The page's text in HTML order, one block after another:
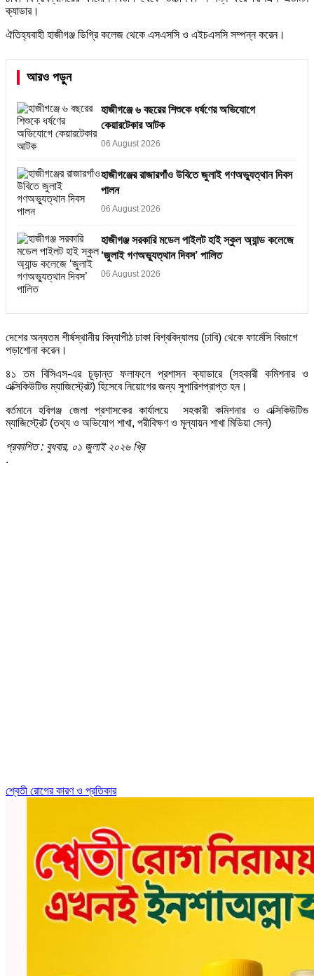
ক্যাডার।
ঐতিহ্যবাহী হাজীগঞ্জ ডিগ্রি কলেজ থেকে এসএসসি ও এইচএসসি সম্পন্ন করেন।
আরও পড়ুন
হাজীগঞ্জে ৬ বছরের শিশুকে ধর্ষণের অভিযোগে
কেয়ারটেকার আটক
06 August 2026
হাজীগঞ্জের রাজারগাঁও উবিতে জুলাই গণঅভ্যুত্থান দিবস
পালন
06 August 2026
হাজীগঞ্জ সরকারি মডেল পাইলট হাই স্কুল অ্যান্ড কলেজে
‘জুলাই গণঅভ্যুত্থান দিবস’ পালিত
06 August 2026
দেশের অন্যতম শীর্ষস্থানীয় বিদ্যাপীঠ ঢাকা বিশ্ববিদ্যালয় (ঢাবি) থেকে ফার্মেসি বিভাগে
পড়াশোনা করেন।
৪১ তম বিসিএস-এর চূড়ান্ত ফলাফলে প্রশাসন ক্যাডারে (সহকারী কমিশনার ও
এক্সিকিউটিভ ম্যাজিস্ট্রেট) হিসেবে নিয়োগের জন্য সুপারিশপ্রাপ্ত হন।
বর্তমানে হবিগঞ্জ জেলা প্রশাসকের কার্যালয়ে সহকারী কমিশনার ও এক্সিকিউটিভ
ম্যাজিস্ট্রেট (তথ্য ও অভিযোগ শাখা, পরীবিক্ষণ ও মূল্যায়ন শাখা মিডিয়া সেল)
প্রকাশিত : বুধবার, ০১ জুলাই ২০২৬ খ্রি
.
শ্বেতী রোগের কারণ ও প্রতিকার